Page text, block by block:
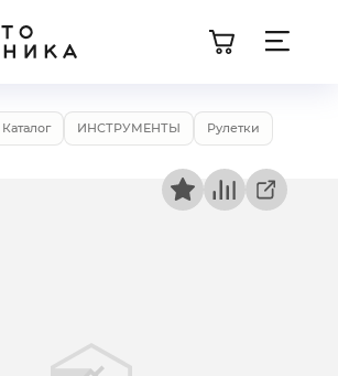
Каталог ИНСТРУМЕНТЫ Рулетки